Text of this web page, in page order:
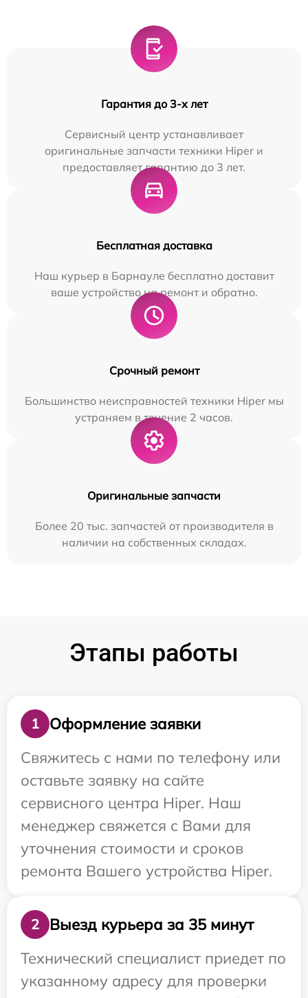
Гарантия до 3-х лет
Сервисный центр устанавливает
оригинальные запчасти техники Hiper и
предоставляет гарантию до 3 лет.
Бесплатная доставка
Наш курьер в Барнауле бесплатно доставит
ваше устройство на ремонт и обратно.
Срочный ремонт
Большинство неисправностей техники Hiper мы
устраняем в течение 2 часов.
Оригинальные запчасти
Более 20 тыс. запчастей от производителя в
наличии на собственных складах.
Этапы работы
1
Оформление заявки
Свяжитесь с нами по телефону или
оставьте заявку на сайте
сервисного центра Hiper. Наш
менеджер свяжется с Вами для
уточнения стоимости и сроков
ремонта Вашего устройства Hiper.
2
Выезд курьера за 35 минут
Технический специалист приедет по
указанному адресу для проверки